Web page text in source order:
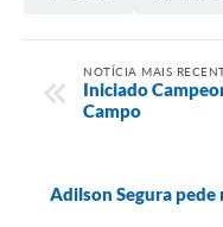
NOTÍCIA MAIS
Iniciado
Campo
Adilson Segura